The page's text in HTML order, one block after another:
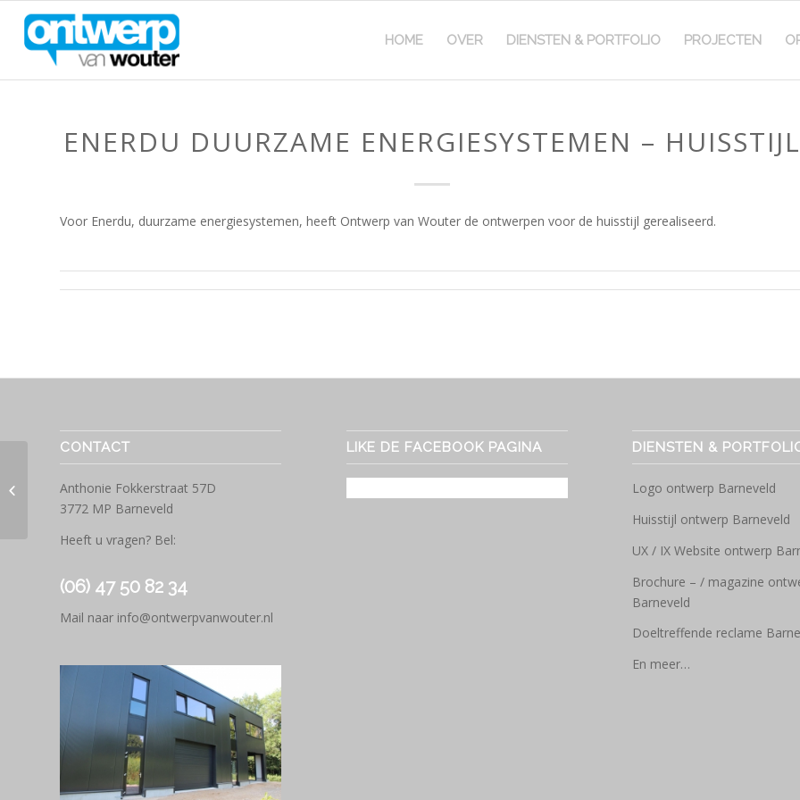
HOME OVER DIENSTEN & PORTFOLIO PROJECTEN
ENERDU DUURZAME ENERGIESYSTEMEN – HUISSTIJL
Voor Enerdu, duurzame energiesystemen, heeft Ontwerp van Wouter de ontwerpen voor de huisstijl gerealiseerd.
CONTACT
Anthonie Fokkerstraat 57D
3772 MP Barneveld
Heeft u vragen? Bel:
(06) 47 50 82 34
Mail naar info@ontwerpvanwouter.nl
LIKE DE FACEBOOK PAGINA DIENSTEN &
Logo ontwerp Barneveld
Huisstijl ontwerp Barneveld
UX / IX Website ontwerp
Brochure – / magazine
Barneveld
Doeltreffende reclame
En meer…
Enerdu Duurzame